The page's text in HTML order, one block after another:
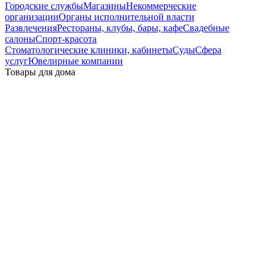
Городские службыМагазиныНекоммерческие
организацииОрганы исполнительной власти
РазвлеченияРестораны, клубы, бары, кафеСвадебные
салоныСпорт-красота
Стоматологические клиники, кабинетыСудыСфера
услугЮвелирные компании
Товары для дома